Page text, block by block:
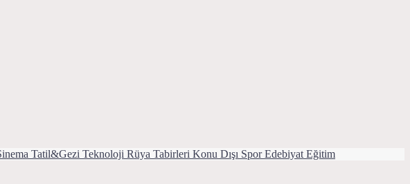
Tatil&Gezi Teknoloji Rüya Tabirleri Konu Dışı Spor Edebiyat Eğitim